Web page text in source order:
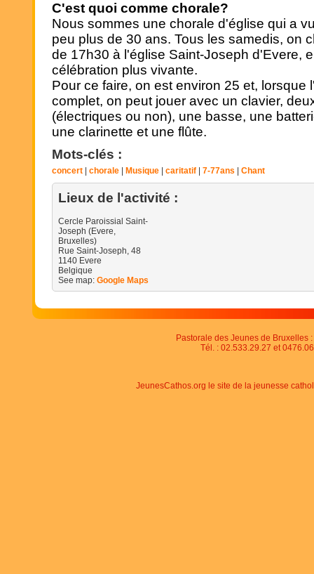
C'est quoi comme chorale?
Nous sommes une chorale d'église qui a
peu plus de 30 ans. Tous les samedis, on
de 17h30 à l'église Saint-Joseph d'Evere,
célébration plus vivante.
Pour ce faire, on est environ 25 et, lorsque
complet, on peut jouer avec un clavier,
(électriques ou non), une basse, une
une clarinette et une flûte.
Mots-clés :
concert chorale Musique caritatif 7-77ans Chant
Lieux de l'activité :
Cercle Paroissial Saint-
Joseph (Evere,
Bruxelles)
Rue Saint-Joseph, 48
1140 Evere
Belgique
See map: Google Maps
Ce site Web vous appartient ?
Pastorale des Jeunes de Bruxelles
Tél. : 02.533.29.27 et
JeunesCathos.org le site de la jeunesse